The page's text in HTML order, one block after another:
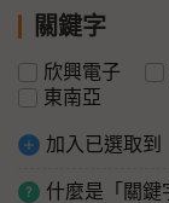
關鍵字
欣興電子
東南亞
加入已選取到
什麼是「關鍵